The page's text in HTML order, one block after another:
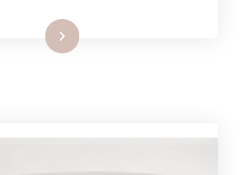
Lire la suite: Et si le vrai problème c’était